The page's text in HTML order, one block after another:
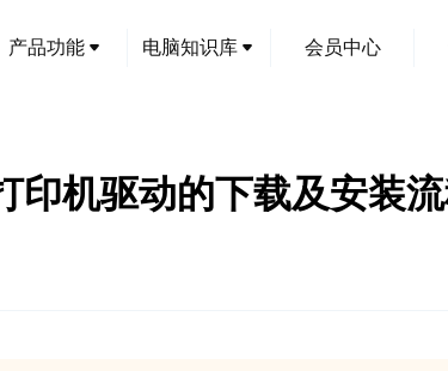
产品功能 电脑知识库 会员中心
印机驱动的下载及安装